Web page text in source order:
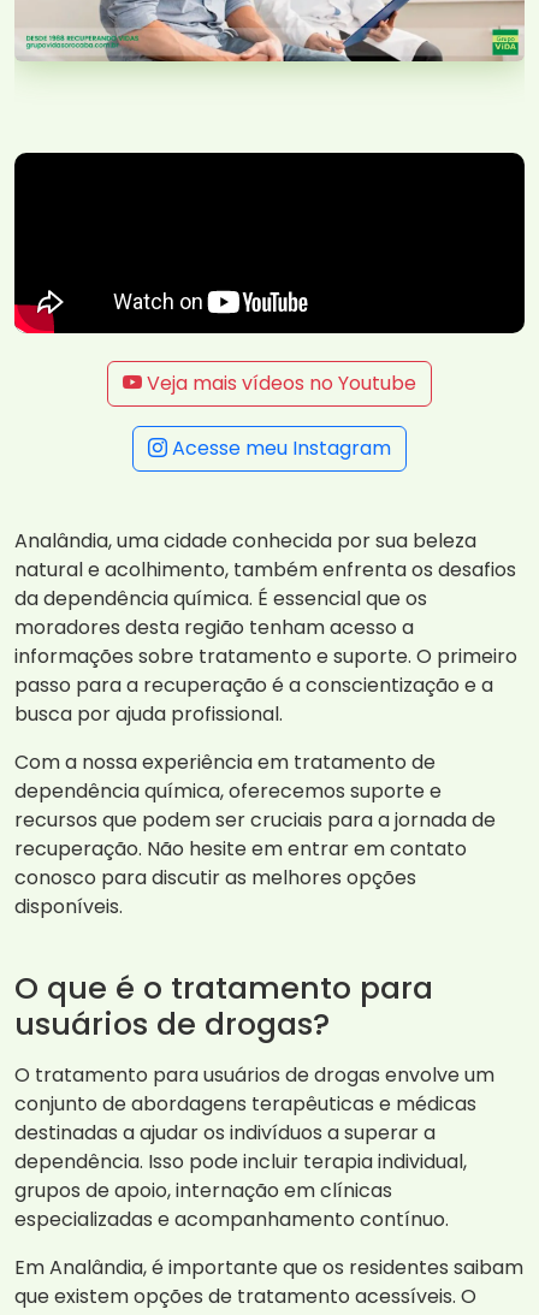
Veja mais vídeos no Youtube
Acesse meu Instagram
Analândia, uma cidade conhecida por sua beleza
natural e acolhimento, também enfrenta os desafios
da dependência química. É essencial que os
moradores desta região tenham acesso a
informações sobre tratamento e suporte. O primeiro
passo para a recuperação é a conscientização e a
busca por ajuda profissional.
Com a nossa experiência em tratamento de
dependência química, oferecemos suporte e
recursos que podem ser cruciais para a jornada de
recuperação. Não hesite em entrar em contato
conosco para discutir as melhores opções
disponíveis.
O que é o tratamento para
usuários de drogas?
O tratamento para usuários de drogas envolve um
conjunto de abordagens terapêuticas e médicas
destinadas a ajudar os indivíduos a superar a
dependência. Isso pode incluir terapia individual,
grupos de apoio, internação em clínicas
especializadas e acompanhamento contínuo.
Em Analândia, é importante que os residentes saibam
que existem opções de tratamento acessíveis. O